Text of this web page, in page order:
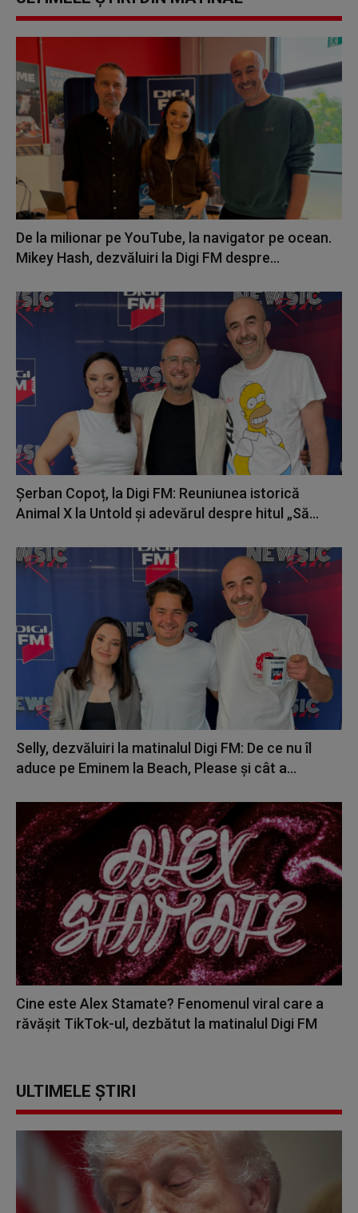
De la milionar pe YouTube, la navigator pe ocean.
Mikey Hash, dezvăluiri la Digi FM despre...
Șerban Copoț, la Digi FM: Reuniunea istorică
Animal X la Untold și adevărul despre hitul „Să...
Selly, dezvăluiri la matinalul Digi FM: De ce nu îl
aduce pe Eminem la Beach, Please și cât a...
Cine este Alex Stamate? Fenomenul viral care a
răvășit TikTok-ul, dezbătut la matinalul Digi FM
ULTIMELE ȘTIRI